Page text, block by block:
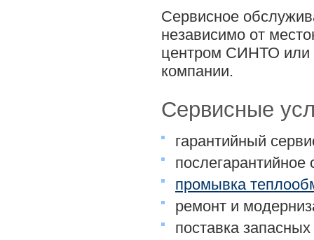
Cервисное
независимо от
центром СИНТО или
компании.
Сервисные
гарантийный
промывка
ремонт и
поставка